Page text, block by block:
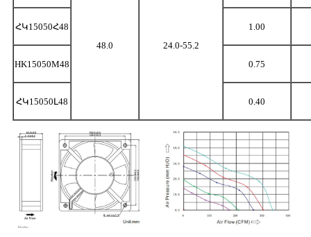
48.0 24.0-55.2
ՀԿ15050Հ48 1.00
HK15050M48 0.75
ՀԿ15050Լ48 0.40